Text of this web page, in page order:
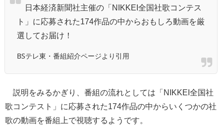
日本経済新聞社主催の「NIKKEI全国社歌コンテス
ト」に応募された174作品の中からおもしろ動画を厳
選してお届け！
BSテレ東・番組紹介ページより引用
説明をみるかぎり、番組の流れとしては「NIKKEI全国社
歌コンテスト」に応募された174作品の中からいくつかの社
歌の動画を番組上で視聴するようです。